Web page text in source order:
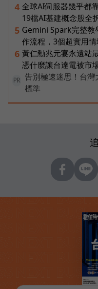
4 全球AI伺服器幾乎都
19檔AI基建概念股全
5 Gemini Spark完整教
作流程，3個超實用
6 黃仁勳兆元宴永遠站
憑什麼讓台達電被市
PR
告別極速迷思！台
標準